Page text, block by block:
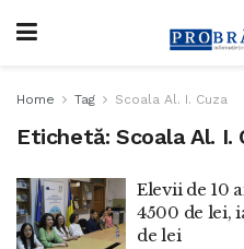
Home Tag Scoala Al. I. Cuza
Etichetă: Scoala Al. I.
Elevii de 10
4500 de lei,
de lei